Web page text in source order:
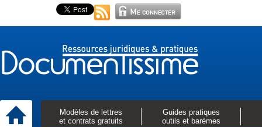
Modèles de lettres
et contrats gratuits
Guides pratiques
outils et barèmes